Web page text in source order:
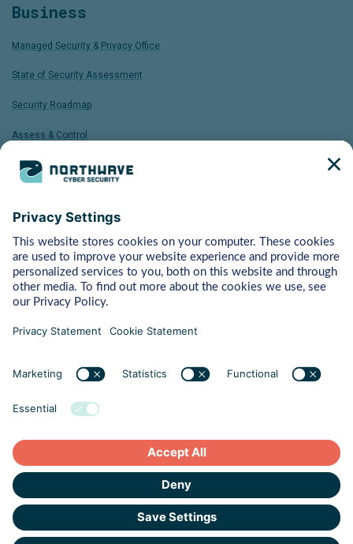
Business
Managed Security & Privacy Office
State of Security Assessment
Security Roadmap
Assess & Control
ISO 27001 FastTrack
Managed Detection & Response
Rapid Response
Adversary Simulation
Behaviour
Cyber Crisis Readiness